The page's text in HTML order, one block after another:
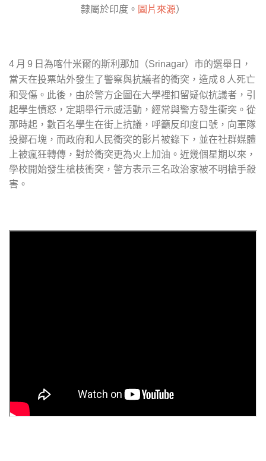
隸屬於印度。 圖片來源）
4 月 9 日為喀什米爾的斯利那加（Srinagar）市的選舉日，
當天在投票站外發生了警察與抗議者的衝突，造成8 人死亡
和受傷。此後，由於警方企圖在大學裡扣留疑似抗議者，引
起學生憤怒，定期舉行示威活動，經常與警方發生衝突。從
那時起，數百名學生在街上抗議，呼籲反印度口號，向軍隊
投擲石塊，而政府和人民衝突的影片被錄下，並在社群媒體
上被瘋狂轉傳，對於衝突更為火上加油。近幾個星期以來，
學校開始發生槍枝衝突，警方表示三名政治家被不明槍手殺
害。